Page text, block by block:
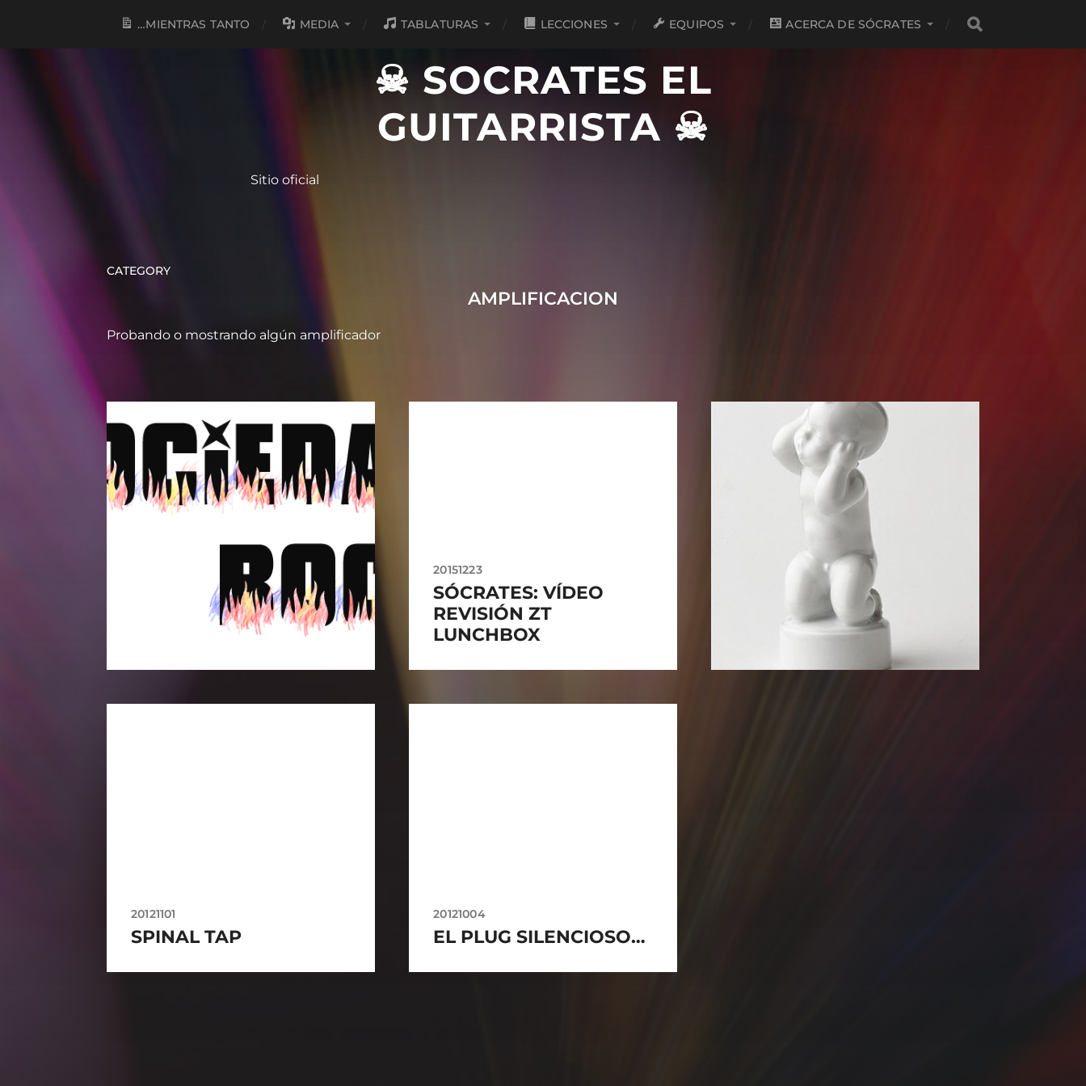
…MIENTRAS TANTO MEDIA TABLATURAS LECCIONES EQUIPOS ACERCA DE SÓCRATES
☠ SOCRATES EL
GUITARRISTA ☠
Sitio oficial
CATEGORY
AMPLIFICACION
Probando o mostrando algún amplificador
20151223
SÓCRATES: VÍDEO
REVISIÓN ZT
LUNCHBOX
20121101
SPINAL TAP
20121004
EL PLUG SILENCIOSO…